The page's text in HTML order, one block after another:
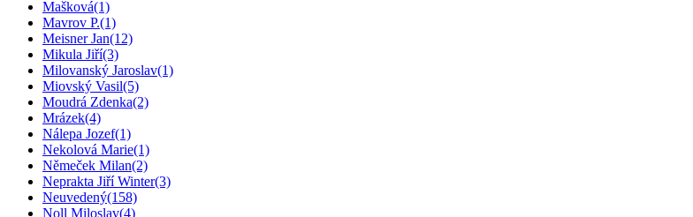
Mašková(1)
Mavrov P.(1)
Meisner Jan(12)
Mikula Jiří(3)
Milovanský Jaroslav(1)
Miovský Vasil(5)
Moudrá Zdenka(2)
Mrázek(4)
Nálepa Jozef(1)
Nekolová Marie(1)
Němeček Milan(2)
Neprakta Jiří Winter(3)
Neuvedený(158)
Noll Miloslav(4)